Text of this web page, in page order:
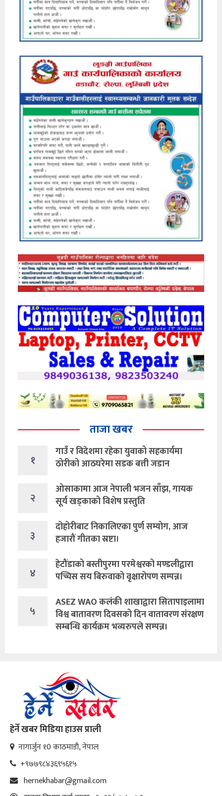
ताजा खबर
१
गाउँ र विदेशमा रहेका युवाको सहकार्यमा
ठोरीको आठघरेमा सडक बत्ती जडान
२
ओसाकामा आज नेपाली भजन साँझ, गायक
सूर्य खड्काको विशेष प्रस्तुति
३
दोहोरीबाट निकालिएका पुर्ण सम्योग, आज
हजारौं गीतका स्रष्टा।
४
हेटौंडाको बस्तीपुरमा परमेश्वरको मण्डलीद्वारा
पच्चिस सय बिरुवाको वृक्षारोपण सम्पन्न।
५
ASEZ WAO कलंकी शाखाद्वारा सितापाइलामा
विश्व बातावरण दिवसको दिन वातावरण संरक्षण
सम्बन्धि कार्यक्रम भव्यरुपले सम्पन्न।
हेर्ने खबर मिडिया हाउस प्राली
नागार्जुन १0 काठमाडौ, नेपाल
+९७७९८४३६९५६१५
hernekhabar@gmail.com